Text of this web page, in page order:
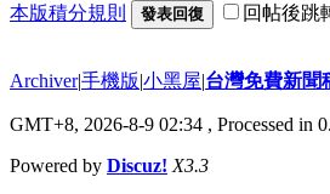
本版積分規則 發表回復 回帖後跳
Archiver|手機版|小黑屋|台灣免費新聞
GMT+8, 2026-8-9 02:34 , Processed in
Powered by Discuz! X3.3